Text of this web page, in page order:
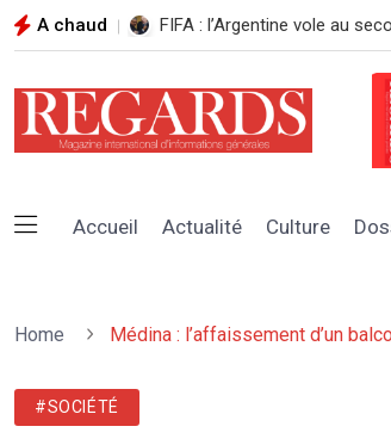
A chaud LE MINISTRE DES FORCES
Accueil Actualité Culture
Home Médina : l’affaissement d’un
#SOCIÉTÉ